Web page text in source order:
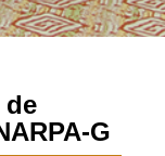
de
G